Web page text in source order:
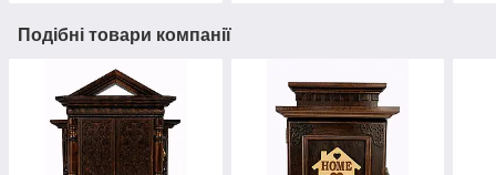
Подібні товари компанії